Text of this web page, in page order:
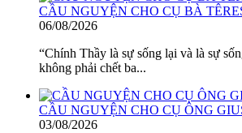
CẦU NGUYỆN CHO CỤ BÀ
06/08/2026
“Chính Thầy là sự sống lại và là sự
không phải chết ba...
CẦU NGUYỆN CHO CỤ ÔNG
03/08/2026